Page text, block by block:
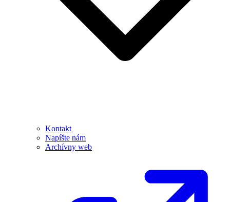
Kontakt
Napíšte nám
Archívny web